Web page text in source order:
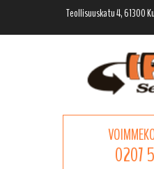
pääsisältöön
ensisijaiseen
alatunnisteeseen
Teollisuuskatu 4, 61300
0207